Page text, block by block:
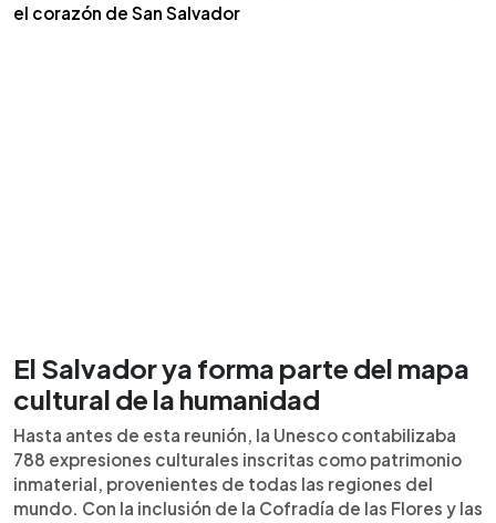
el corazón de San Salvador
El Salvador ya forma parte del mapa
cultural de la humanidad
Hasta antes de esta reunión, la Unesco contabilizaba
788 expresiones culturales inscritas como patrimonio
inmaterial, provenientes de todas las regiones del
mundo. Con la inclusión de la Cofradía de las Flores y las